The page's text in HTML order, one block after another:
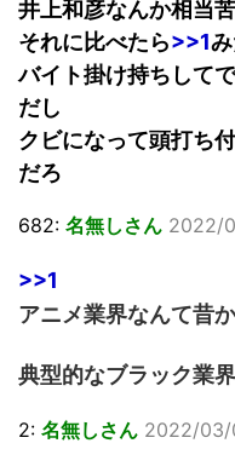
井上和彦なんか相当
それに比べたら>>1
バイト掛け持ちして
だし
クビになって頭打ち
だろ
682: 名無しさん 2022/
>>1
アニメ業界なんて昔
典型的なブラック業
2: 名無しさん 2022/03/